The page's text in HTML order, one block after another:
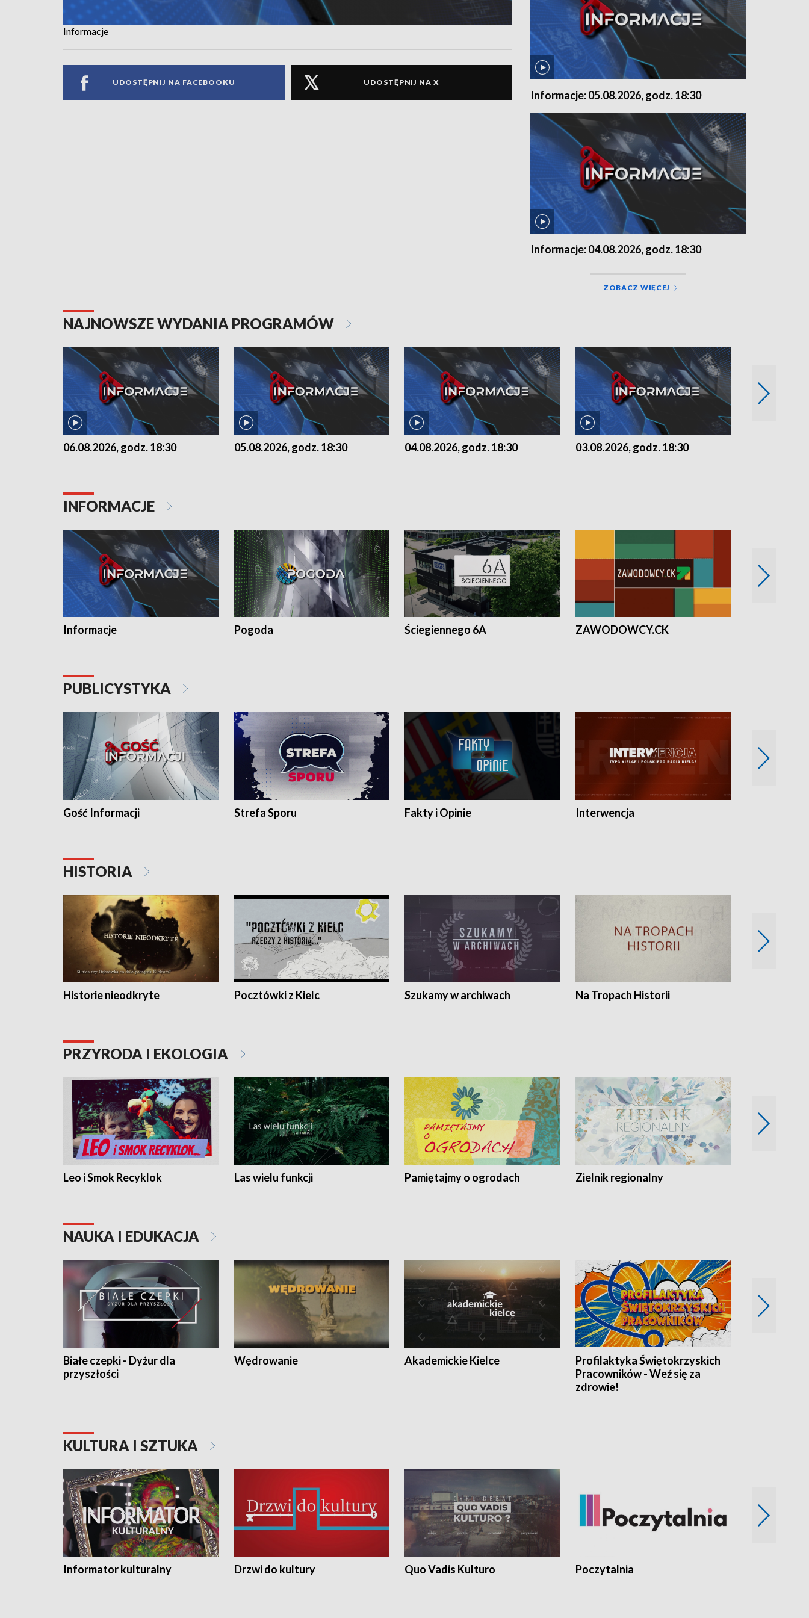
Informacje
UDOSTĘPNIJ NA FACEBOOKU UDOSTĘPNIJ NA X
Informacje: 05.08.2026, godz. 18:30
Informacje: 04.08.2026, godz. 18:30
ZOBACZ WIĘCEJ
NAJNOWSZE WYDANIA PROGRAMÓW
06.08.2026, godz. 18:30 05.08.2026, godz. 18:30 04.08.2026, godz. 18:30 03.08.2026, godz. 18:30
INFORMACJE
Informacje Pogoda Ściegiennego 6A ZAWODOWCY.CK
PUBLICYSTYKA
Gość Informacji Strefa Sporu Fakty i Opinie Interwencja
HISTORIA
Historie nieodkryte Pocztówki z Kielc Szukamy w archiwach Na Tropach Historii
PRZYRODA I EKOLOGIA
Leo i Smok Recyklok Las wielu funkcji Pamiętajmy o ogrodach Zielnik regionalny
NAUKA I EDUKACJA
Białe czepki - Dyżur dla
przyszłości
Wędrowanie Akademickie Kielce
Profilaktyka Świętokrzyskich
Pracowników - Weź się za
zdrowie!
KULTURA I SZTUKA
Informator kulturalny Drzwi do kultury Quo Vadis Kulturo Poczytalnia